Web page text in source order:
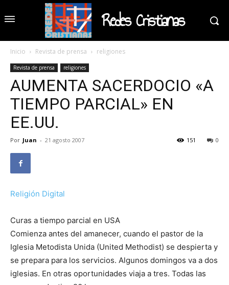
Redes Cristianas
Inicio Revista de prensa religiones
Revista de prensa religiones
AUMENTA SACERDOCIO «A
TIEMPO PARCIAL» EN
EE.UU.
Por Juan - 21 agosto 2007 0
151
Religión Digital
Curas a tiempo parcial en USA
Comienza antes del amanecer, cuando el pastor de la
Iglesia Metodista Unida (United Methodist) se despierta y
se prepara para los servicios. Algunos domingos va a dos
iglesias. En otras oportunidades viaja a tres. Todas las